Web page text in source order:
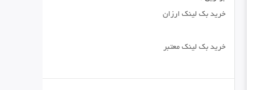
خرید بک لینک ارزان
خرید بک لینک معتبر